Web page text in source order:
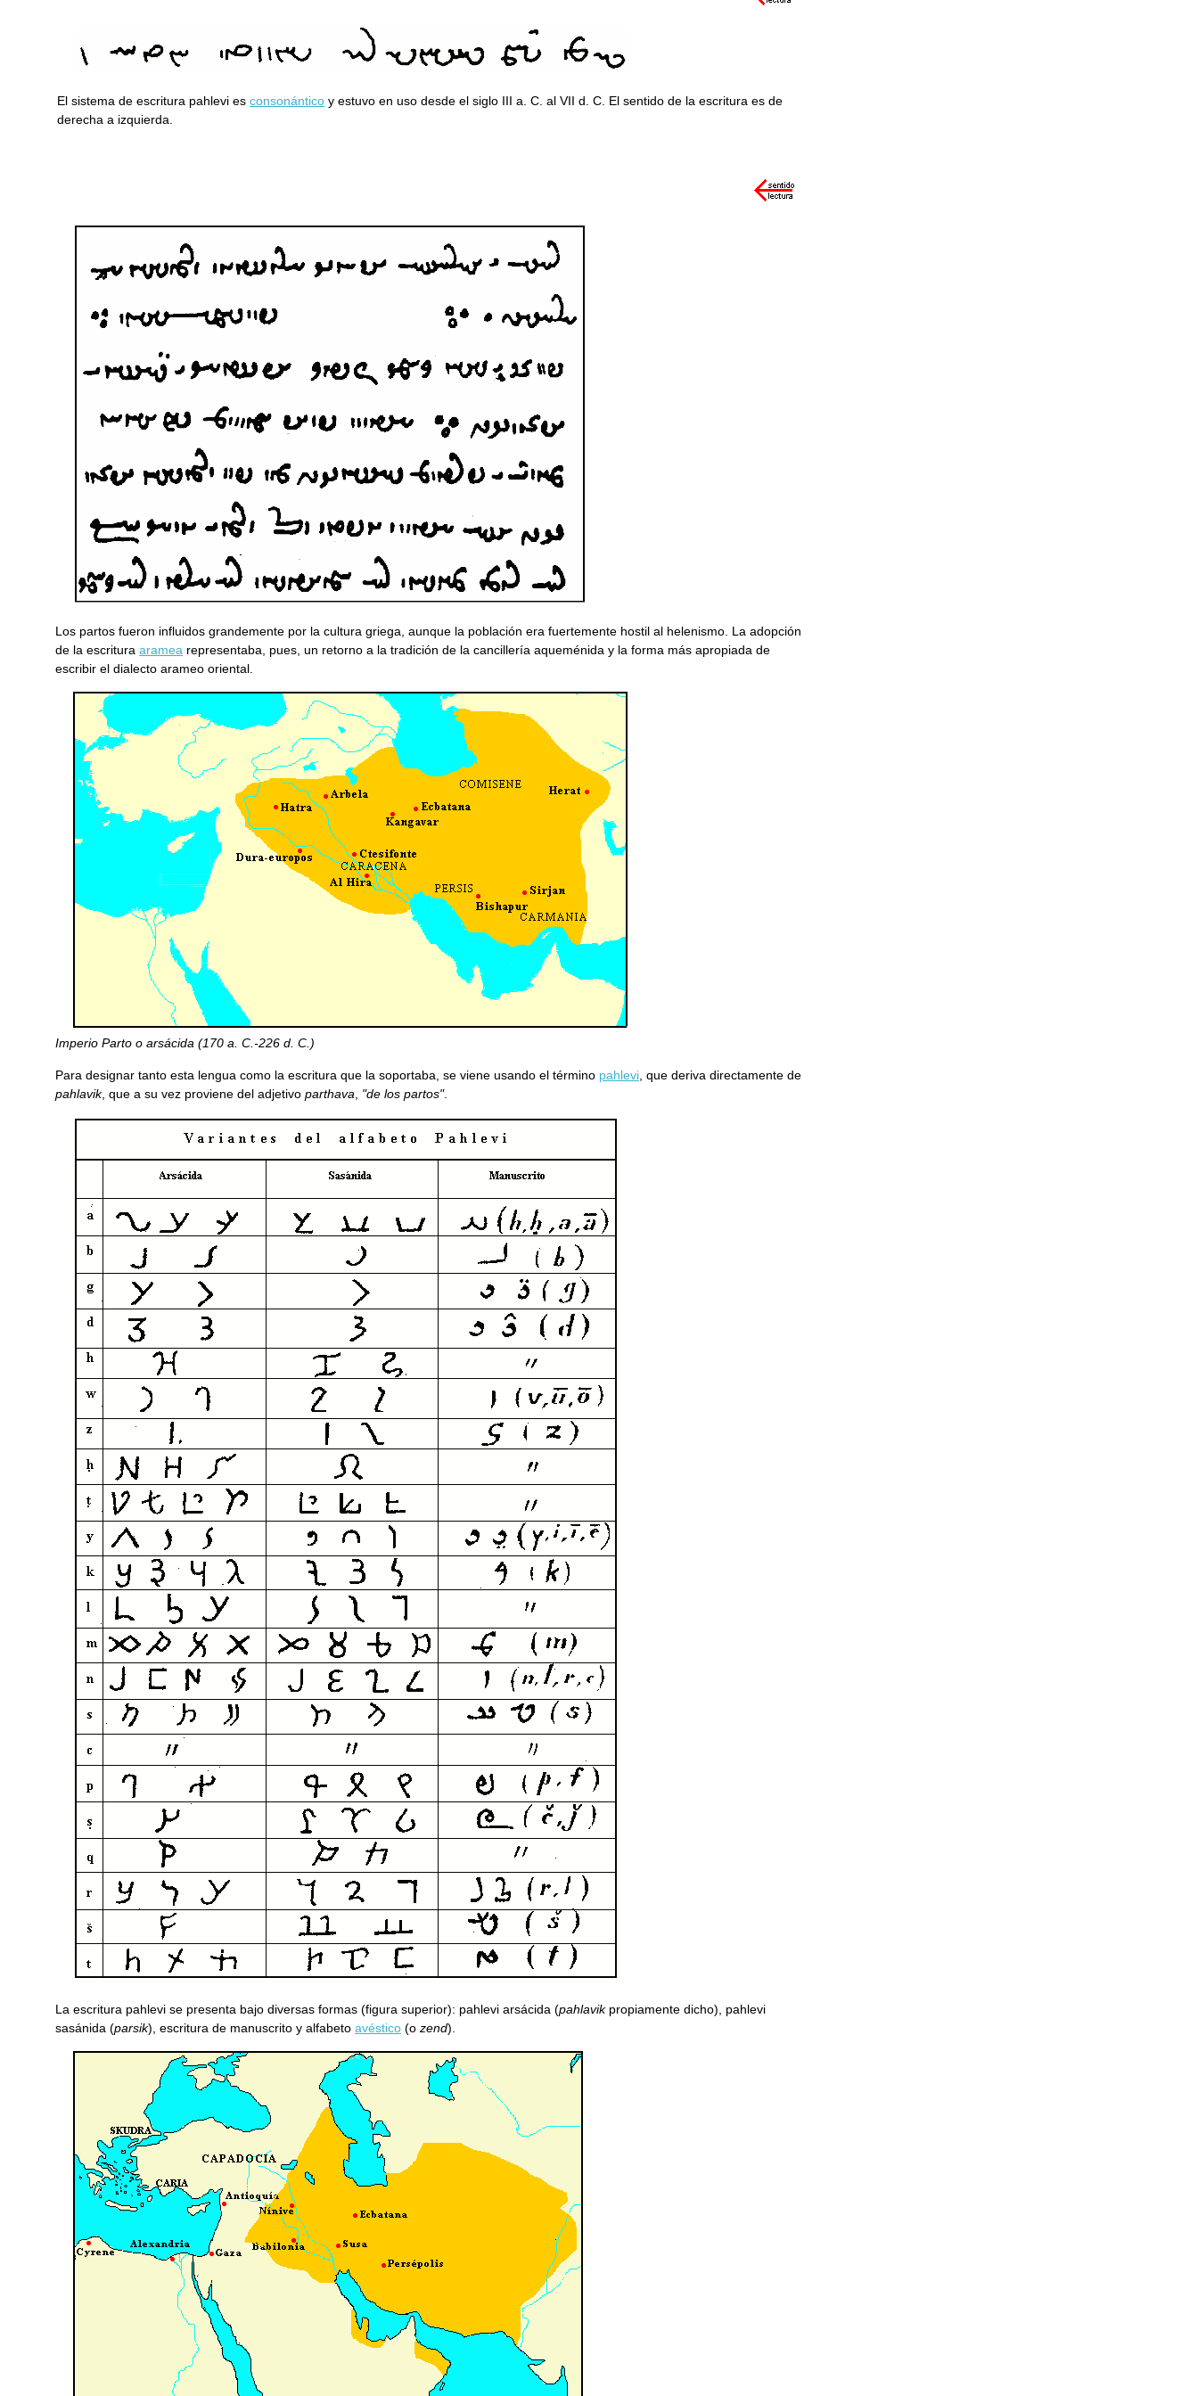
El sistema de escritura pahlevi es consonántico y estuvo en uso desde el siglo III a. C. al VII d. C. El sentido de la escritura es de
derecha a izquierda.
Los partos fueron influidos grandemente por la cultura griega, aunque la población era fuertemente hostil al helenismo. La adopción
de la escritura aramea representaba, pues, un retorno a la tradición de la cancillería aqueménida y la forma más apropiada de
escribir el dialecto arameo oriental.
Imperio Parto o arsácida (170 a. C.-226 d. C.)
Para designar tanto esta lengua como la escritura que la soportaba, se viene usando el término pahlevi , que deriva directamente de
pahlavik, que a su vez proviene del adjetivo parthava "de los partos".
La escritura pahlevi se presenta bajo diversas formas (figura superior): pahlevi arsácida (pahlavikpropiamente dicho), pahlevi
sasánida (parsik), escritura de manuscrito y alfabeto avéstico (o zend).